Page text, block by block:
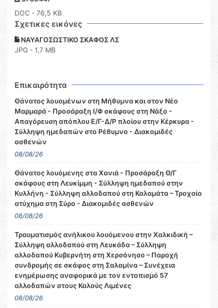
DOC - 76,5 KB
Σχετικες εικόνες
ΝΑΥΑΓΟΣΩΣΤΙΚΟ ΣΚΑΦΟΣ ΛΣ
JPG - 1,7 MB
Επικαιρότητα
Θάνατος λουομένων στη Μήθυμνα και στον Νέο
Μαρμαρά - Προσάραξη Ι/Φ σκάφους στη Νάξο -
Απαγόρευση απόπλου Ε/Γ-Δ/Ρ πλοίου στην Κέρκυρα -
Σύλληψη ημεδαπών στο Ρέθυμνο - Διακομιδές
ασθενών
08/08/26
Θάνατος λουόμενης στα Χανιά - Προσάραξη Θ/Γ
σκάφους στη Λευκίμμη - Σύλληψη ημεδαπού στην
Κυλλήνη - Σύλληψη αλλοδαπού στη Καλαμάτα – Τροχαίο
ατύχημα στη Σύρο - Διακομιδές ασθενών
08/08/26
Τραυματισμός ανήλικου λουόμενου στην Χαλκιδική –
Σύλληψη αλλοδαπού στη Λευκάδα – Σύλληψη
αλλοδαπού Κυβερνήτη στη Χερσόνησο – Παροχή
συνδρομής σε σκάφος στη Σαλαμίνα – Συνέχεια
ενημέρωσης αναφορικά με τον εντοπισμό 57
αλλοδαπών στους Καλούς Λιμένες
08/08/26